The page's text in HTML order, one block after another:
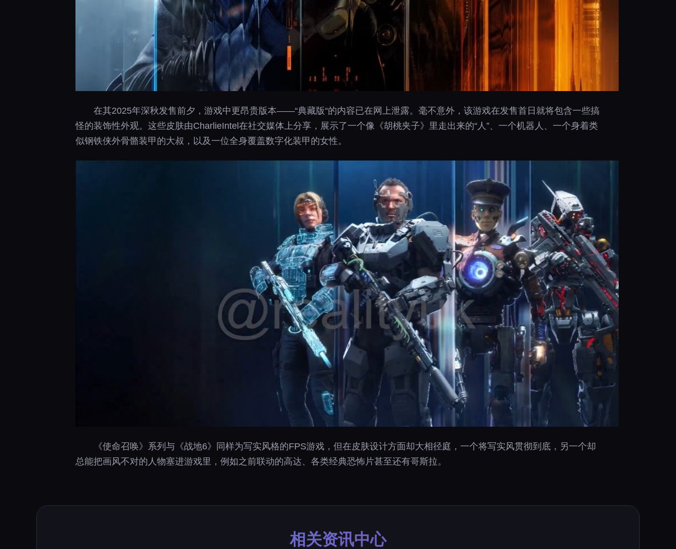
在其2025年深秋发售前夕，游戏中更昂贵版本——“典藏版“的内容已在网上泄露。毫不意外，该游戏在发售首日就将包含一些搞
怪的装饰性外观。这些皮肤由CharlieIntel在社交媒体上分享，展示了一个像《胡桃夹子》里走出来的“人”、一个机器人、一个身着类
似钢铁侠外骨骼装甲的大叔，以及一位全身覆盖数字化装甲的女性。
《使命召唤》系列与《战地6》同样为写实风格的FPS游戏，但在皮肤设计方面却大相径庭，一个将写实风贯彻到底，另一个却
总能把画风不对的人物塞进游戏里，例如之前联动的高达、各类经典恐怖片甚至还有哥斯拉。
相关资讯中心